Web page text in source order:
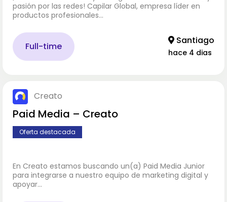
pasión por las redes! Capilar Global, empresa líder en
productos profesionales…
Full-time
Santiago
hace 4 dias
Creato
Paid Media – Creato
Oferta destacada
En Creato estamos buscando un(a) Paid Media Junior
para integrarse a nuestro equipo de marketing digital y
apoyar…